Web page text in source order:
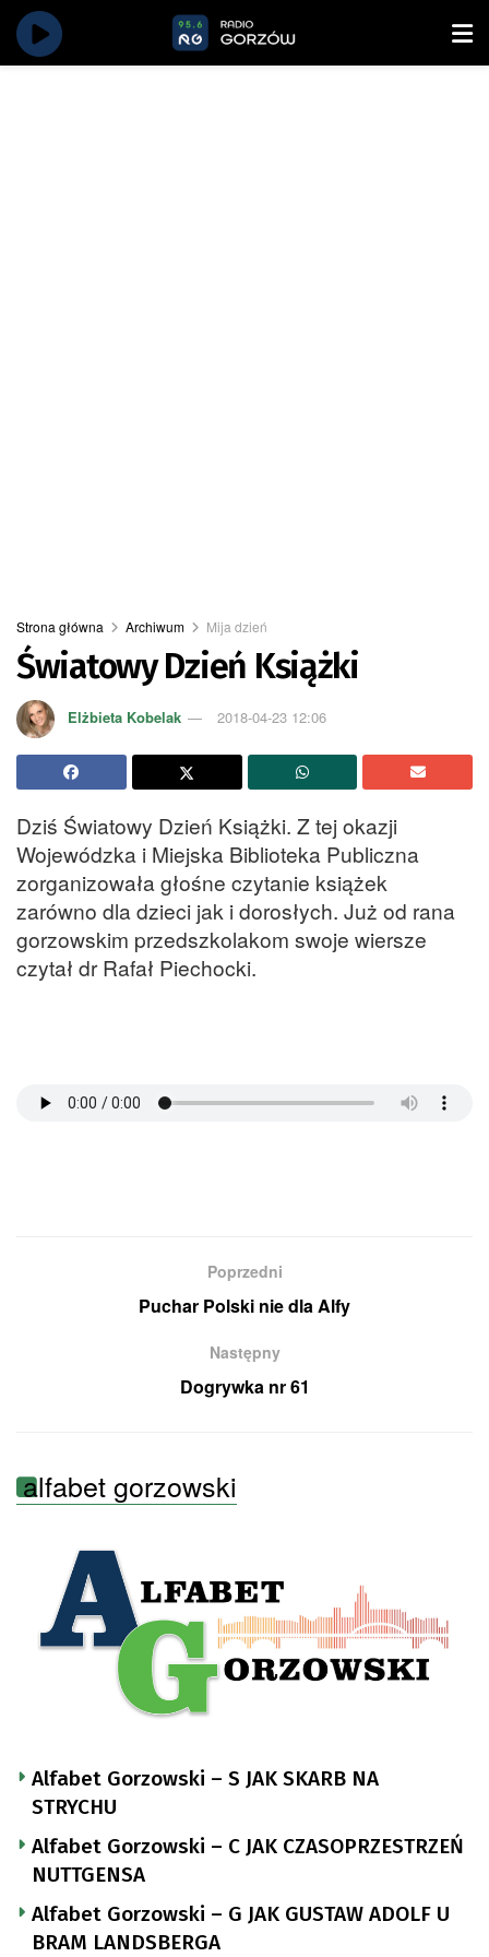
Strona główna Archiwum Mija dzień
Światowy Dzień Książki
Elżbieta Kobelak 2018-04-23 12:06
Dziś Światowy Dzień Książki. Z tej okazji
Wojewódzka i Miejska Biblioteka Publiczna
zorganizowała głośne czytanie książek
zarówno dla dzieci jak i dorosłych. Już od rana
gorzowskim przedszkolakom swoje wiersze
czytał dr Rafał Piechocki.
Poprzedni
Puchar Polski nie dla Alfy
Następny
Dogrywka nr 61
alfabet gorzowski
Alfabet Gorzowski – S JAK SKARB NA
STRYCHU
Alfabet Gorzowski – C JAK CZASOPRZESTRZEŃ
NUTTGENSA
Alfabet Gorzowski – G JAK GUSTAW ADOLF U
BRAM LANDSBERGA